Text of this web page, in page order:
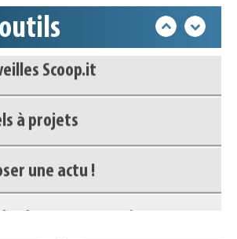
documentaire
Scoop.it
à projets
une actu !
à son compte - (Se